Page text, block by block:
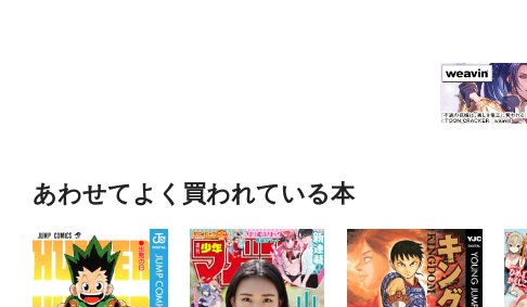
あわせてよく買われている本